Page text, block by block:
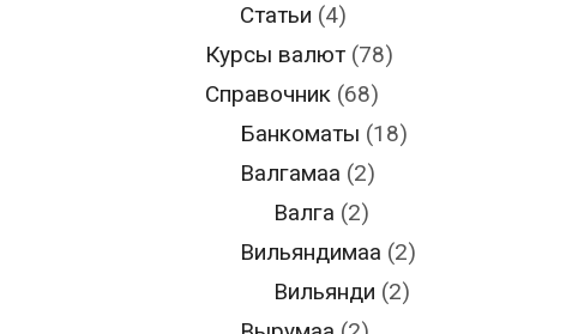
Статьи (4)
Курсы валют (78)
Справочник (68)
Банкоматы (18)
Валгамаа (2)
Валга (2)
Вильяндимаа (2)
Вильянди (2)